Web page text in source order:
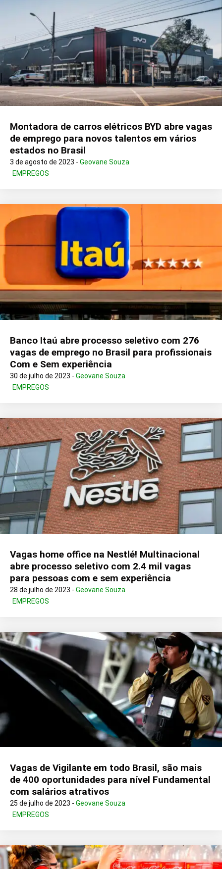
Montadora de carros elétricos BYD abre vagas
de emprego para novos talentos em vários
estados no Brasil
3 de agosto de 2023 - Geovane Souza
EMPREGOS
Banco Itaú abre processo seletivo com 276
vagas de emprego no Brasil para profissionais
Com e Sem experiência
30 de julho de 2023 - Geovane Souza
EMPREGOS
Vagas home office na Nestlé! Multinacional
abre processo seletivo com 2.4 mil vagas
para pessoas com e sem experiência
28 de julho de 2023 - Geovane Souza
EMPREGOS
Vagas de Vigilante em todo Brasil, são mais
de 400 oportunidades para nível Fundamental
com salários atrativos
25 de julho de 2023 - Geovane Souza
EMPREGOS